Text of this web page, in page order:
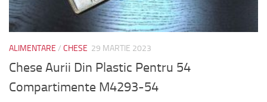
ALIMENTARE / CHESE 29 MARTIE 2023
Chese Aurii Din Plastic Pentru 54
Compartimente M4293-54